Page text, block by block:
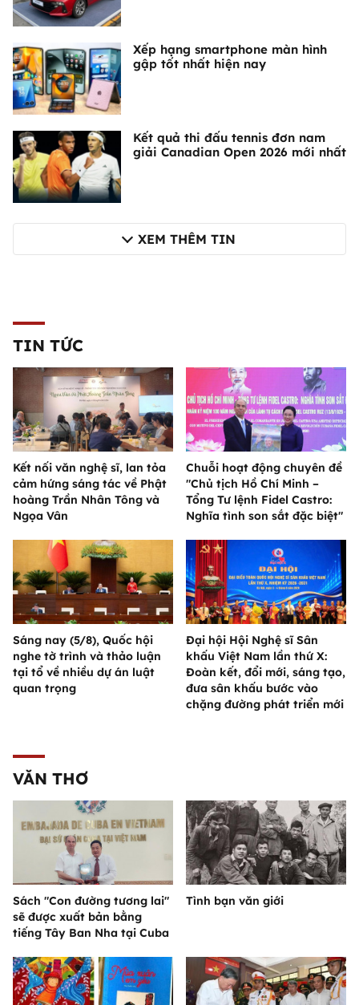
Xếp hạng smartphone màn hình
gập tốt nhất hiện nay
Kết quả thi đấu tennis đơn nam
giải Canadian Open 2026 mới nhất
XEM THÊM TIN
TIN TỨC
Kết nối văn nghệ sĩ, lan tỏa
cảm hứng sáng tác về Phật
hoàng Trần Nhân Tông và
Ngọa Vân
Chuỗi hoạt động chuyên đề
"Chủ tịch Hồ Chí Minh –
Tổng Tư lệnh Fidel Castro:
Nghĩa tình son sắt đặc biệt"
Sáng nay (5/8), Quốc hội
nghe tờ trình và thảo luận
tại tổ về nhiều dự án luật
quan trọng
Đại hội Hội Nghệ sĩ Sân
khấu Việt Nam lần thứ X:
Đoàn kết, đổi mới, sáng tạo,
đưa sân khấu bước vào
chặng đường phát triển mới
VĂN THƠ
Sách "Con đường tương lai"
sẽ được xuất bản bằng
tiếng Tây Ban Nha tại Cuba
Tình bạn văn giới